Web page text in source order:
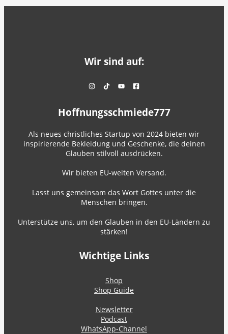
Wir sind auf:
Hoffnungsschmiede777
Als neues christliches Startup von 2024 bieten wir
inspirierende Bekleidung und Geschenke, die deinen
Glauben stilvoll ausdrücken.
Wir bieten EU-weiten Versand.
Lasst uns gemeinsam das Wort Gottes unter die
Menschen bringen.
Unterstütze uns, um den Glauben in den EU-Ländern zu
stärken!
Wichtige Links
Shop
Shop Guide
Newsletter
Podcast
WhatsApp-Channel